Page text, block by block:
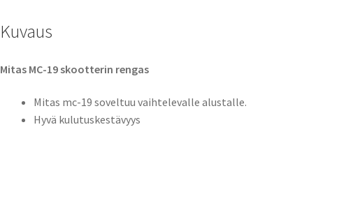
Kuvaus
Mitas MC-19 skootterin rengas
Mitas mc-19 soveltuu vaihtelevalle alustalle.
Hyvä kulutuskestävyys